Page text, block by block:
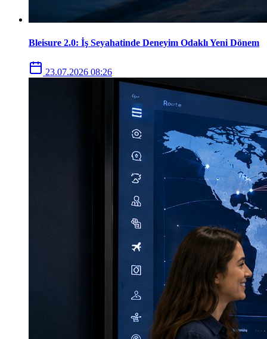
Bleisure 2.0: İş Seyahatinde Deneyim Odaklı Yeni Dönem
23.07.2026 08:26